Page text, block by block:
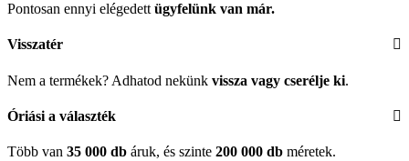
Pontosan ennyi elégedett ügyfelünk van már.
Visszatér
Nem a termékek? Adhatod nekünk vissza vagy cserélje ki.
Óriási a választék
Több van 35 000 db áruk, és szinte 200 000 db méretek.